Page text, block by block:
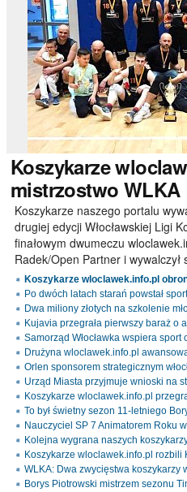
Koszykarze
mistrzostwo WLKA
Koszykarze naszego portalu
drugiej edycji Włocławskiej Ligi
finałowym dwumeczu
Radek/Open Partner i wywalczył
Koszykarze wloclawek.info.pl
Po dwóch latach starań powstał
Dwa miliony złotych na szkolenie
Kujavia przegrała pierwszy baraż o
Samorząd Włocławka wspiera sport
Drużyna wloclawek.info.pl
Orlen sponsorem strategicznym
Urząd Miasta przyjmuje wnioski na
Koszykarze wloclawek.info.pl
To był świetny sezon 11-letniego
Nauczyciel SP 7 Animatorem Roku
Kolejna wygrana naszych
Koszykarze wloclawek.info.pl rozbili
WLKA: Dwa zwycięstwa koszykarzy
Borys Piotrowski mistrzem sezonu